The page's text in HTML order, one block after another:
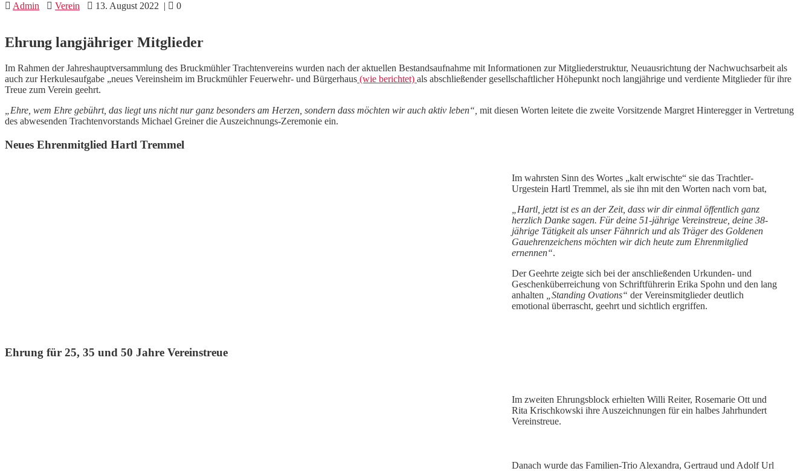
Admin Verein 13. August 2022 | 0
Ehrung langjähriger Mitglieder
Im Rahmen der Jahreshauptversammlung des Bruckmühler Trachtenvereins wurden nach der aktuellen Bestandsaufnahme mit Informationen zur Mitgliederstruktur, Neuausrichtung der Nachwuchsarbeit als
auch zur Herkulesaufgabe „neues Vereinsheim im Bruckmühler Feuerwehr- und Bürgerhaus (wie berichtet) als abschließender gesellschaftlicher Höhepunkt noch langjährige und verdiente Mitglieder für ihre
Treue zum Verein geehrt.
„Ehre, wem Ehre gebührt, das liegt uns nicht nur ganz besonders am Herzen, sondern dass möchten wir auch aktiv leben“, mit diesen Worten leitete die zweite Vorsitzende Margret Hinteregger in Vertretung
des abwesenden Trachtenvorstands Michael Greiner die Auszeichnungs-Zeremonie ein.
Neues Ehrenmitglied Hartl Tremmel
Im wahrsten Sinn des Wortes „kalt erwischte“ sie das Trachtler-
Urgestein Hartl Tremmel, als sie ihn mit den Worten nach vorn bat,
„Hartl, jetzt ist es an der Zeit, dass wir dir einmal öffentlich ganz
herzlich Danke sagen. Für deine 51-jährige Vereinstreue, deine 38-
jährige Tätigkeit als unser Fähnrich und als Träger des Goldenen
Gauehrenzeichens möchten wir dich heute zum Ehrenmitglied
ernennen“.
Der Geehrte zeigte sich bei der anschließenden Urkunden- und
Geschenküberreichung von Schriftführerin Erika Spohn und den lang
anhalten
„Standing Ovations“der Vereinsmitglieder deutlich
emotional überrascht, geehrt und sichtlich ergriffen.
Ehrung für 25, 35 und 50 Jahre Vereinstreue
Im zweiten Ehrungsblock erhielten Willi Reiter, Rosemarie Ott und
Rita Krischkowski ihre Auszeichnungen für ein halbes Jahrhundert
Vereinstreue.
Danach wurde das Familien-Trio Alexandra, Gertraud und Adolf Url